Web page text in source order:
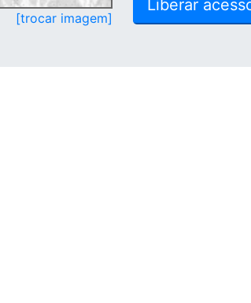
[trocar imagem]